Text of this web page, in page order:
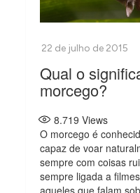
Qual o
morcego?
8.719 Views
O morcego é
capaz de voar
sempre com coisas
sempre ligada a